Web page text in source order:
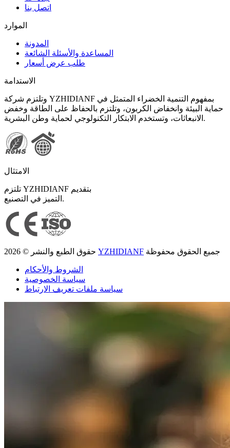
اتصل بنا
الموارد
المدونة
المساعدة والأسئلة الشائعة
طلب عرض أسعار
الاستدامة
وتلتزم شركة YZHIDIANF بمفهوم التنمية الخضراء المتمثل في
حماية البيئة وانخفاض الكربون، وتلتزم بالحفاظ على الطاقة وخفض
الانبعاثات، وتستخدم الابتكار التكنولوجي لحماية وطن البشرية.
الامتثال
تلتزم YZHIDIANF بتقديم
التميز في التصنيع.
YZHIDIANF جميع الحقوق محفوظة
الشروط والأحكام
سياسة الخصوصية
سياسة ملفات تعريف الارتباط